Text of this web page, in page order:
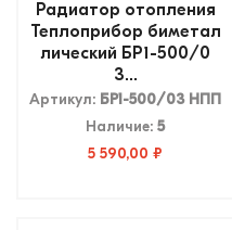
Радиатор отопления
Теплоприбор биметал
лический БР1-500/0
3...
Артикул: БР1-500/03 НПП
Наличие: 5
5 590,00 ₽